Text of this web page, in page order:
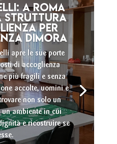
le
l’aiuto:
Help
rete
e ragazzi in
e operatrici, di
professionisti
un totale di oltre 3
di cui circa 545.000
e 2.960.000 di
oltre 145.000...